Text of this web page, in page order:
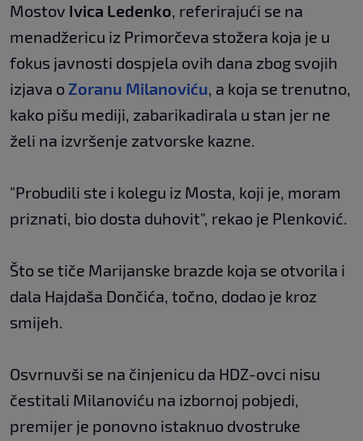
Mostov Ivica Ledenko, referirajući se na
menadžericu iz Primorčeva stožera koja je u
fokus javnosti dospjela ovih dana zbog svojih
izjava o Zoranu Milanoviću, a koja se trenutno,
kako pišu mediji, zabarikadirala u stan jer ne
želi na izvršenje zatvorske kazne.
"Probudili ste i kolegu iz Mosta, koji je, moram
priznati, bio dosta duhovit", rekao je Plenković.
Što se tiče Marijanske brazde koja se otvorila i
dala Hajdaša Dončića, točno, dodao je kroz
smijeh.
Osvrnuvši se na činjenicu da HDZ-ovci nisu
čestitali Milanoviću na izbornoj pobjedi,
premijer je ponovno istaknuo dvostruke